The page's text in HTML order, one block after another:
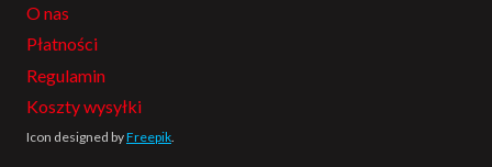
O nas
Płatności
Regulamin
Koszty wysyłki
Icon designed byFreepik.